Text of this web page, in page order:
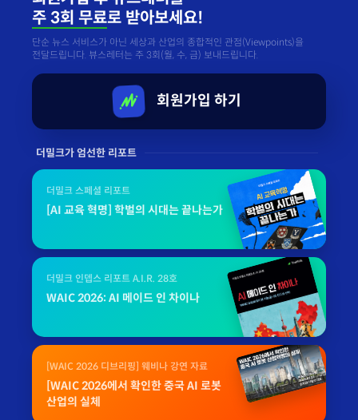
주 3회 무료로 받아보세요!
단순 뉴스 서비스가 아닌 세상과 산업의 종합적인 관점(Viewpoints)을
전달드립니다. 뷰스레터는 주 3회(월, 수, 금) 보내드립니다.
회원가입 하기
더밀크가 엄선한 리포트
더밀크 스페셜 리포트
[AI 교육 혁명] 학벌의 시대는 끝나는가
더밀크 인뎁스 리포트 A.I.R. 28호
WAIC 2026: AI 메이드 인 차이나
[WAIC 2026 디브리핑] 웨비나 강연 자료
[WAIC 2026에서 확인한 중국 AI 로봇
산업의 실체